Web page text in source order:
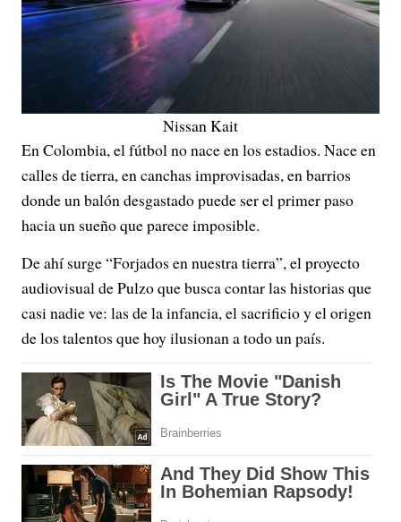
Nissan Kait
En Colombia, el fútbol no nace en los estadios. Nace en
calles de tierra, en canchas improvisadas, en barrios
donde un balón desgastado puede ser el primer paso
hacia un sueño que parece imposible.
De ahí surge “Forjados en nuestra tierra”, el proyecto
audiovisual de Pulzo que busca contar las historias que
casi nadie ve: las de la infancia, el sacrificio y el origen
de los talentos que hoy ilusionan a todo un país.